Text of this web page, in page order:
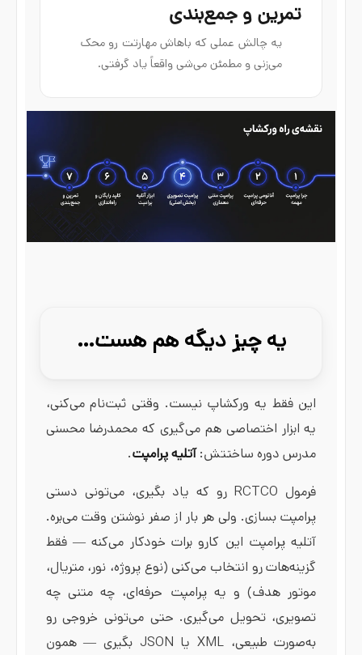
تمرین و جمع‌بندی
یه چالش عملی که باهاش مهارتت رو محک
می‌زنی و مطمئن می‌شی واقعاً یاد گرفتی.
یه چیز دیگه هم هست…
این فقط یه ورکشاپ نیست. وقتی ثبت‌نام می‌کنی،
یه ابزار اختصاصی هم می‌گیری که محمدرضا محسنی
مدرس دوره ساختتش:آتلیه پرامپت.
فرمول RCTCO رو که یاد بگیری، می‌تونی دستی
پرامپت بسازی. ولی هر بار از صفر نوشتن وقت می‌بره.
آتلیه پرامپت این کارو برات خودکار می‌کنه — فقط
گزینه‌هات رو انتخاب می‌کنی (نوع پروژه، نور، متریال،
موتور هدف) و یه پرامپت حرفه‌ای، چه متنی چه
تصویری، تحویل می‌گیری. حتی می‌تونی خروجی رو
به‌صورت طبیعی، XML یا JSON بگیری — همون